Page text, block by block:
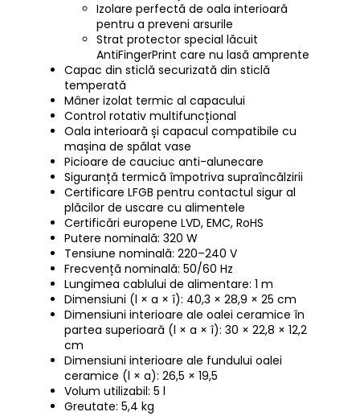
Izolare perfectă de oala interioară
pentru a preveni arsurile
Strat protector special lăcuit
AntiFingerPrint care nu lasă amprente
Capac din sticlă securizată din sticlă
temperată
Mâner izolat termic al capacului
Control rotativ multifuncțional
Oala interioară și capacul compatibile cu
mașina de spălat vase
Picioare de cauciuc anti-alunecare
Siguranță termică împotriva supraîncălzirii
Certificare LFGB pentru contactul sigur al
plăcilor de uscare cu alimentele
Certificări europene LVD, EMC, RoHS
Putere nominală: 320 W
Tensiune nominală: 220–240 V
Frecvență nominală: 50/60 Hz
Lungimea cablului de alimentare: 1 m
Dimensiuni (l × a × î): 40,3 × 28,9 × 25 cm
Dimensiuni interioare ale oalei ceramice în
partea superioară (l × a × î): 30 × 22,8 × 12,2
cm
Dimensiuni interioare ale fundului oalei
ceramice (l × a): 26,5 × 19,5
Volum utilizabil: 5 l
Greutate: 5,4 kg